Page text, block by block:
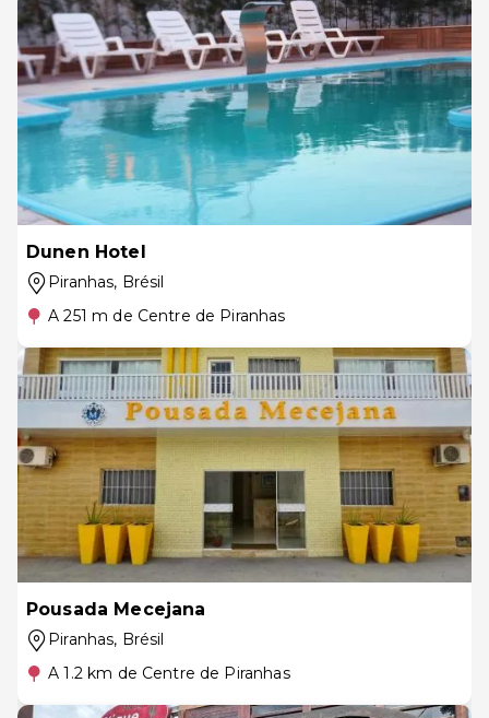
Dunen Hotel
Piranhas, Brésil
A 251 m de Centre de Piranhas
Pousada Mecejana
Piranhas, Brésil
A 1.2 km de Centre de Piranhas